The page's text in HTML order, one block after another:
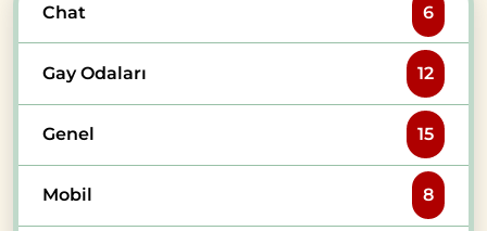
Chat 6
Gay Odaları 12
Genel 15
Mobil 8